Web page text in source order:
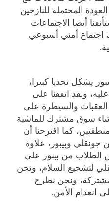
المحتملة للنازحين
أيضا الاجتماعات
اجتماع أمني أسبوعي
يشكل تحديا كبيرا،
ولقد اتفقنا على
العقبات والسيطرة على
سوق مشترك للماشية
كما اقترحنا أن
جونقلي وبيبور، علاوة
الطلاب من بيبور على
لتشجيع السلام، ونحن
ونحن نطرح
انعدام الأمن.